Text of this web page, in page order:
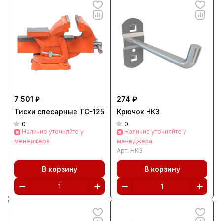
7 501 ₽
Тиски слесарные TC-125
0
Наличие уточняйте у
менеджера
В корзину
274 ₽
Крючок НК3
0
Наличие уточняйте у
менеджера
Арт. НК3
В корзину